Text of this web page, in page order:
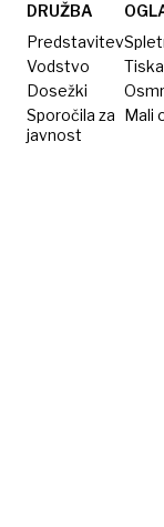
DRUŽBA
Predstavitev
Vodstvo
Dosežki
Sporočila za
javnost
Mali